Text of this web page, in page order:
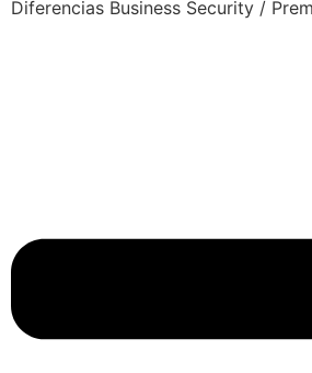
Diferencias Business Security /